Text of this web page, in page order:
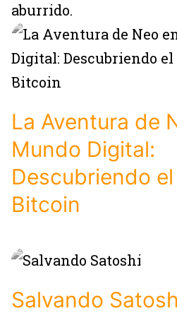
aburrido.
La Aventura de
Mundo Digital:
Descubriendo
Bitcoin
Salvando